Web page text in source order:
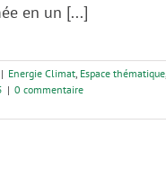
en un [...]
| Energie Climat Espace thématique
| 0 commentaire